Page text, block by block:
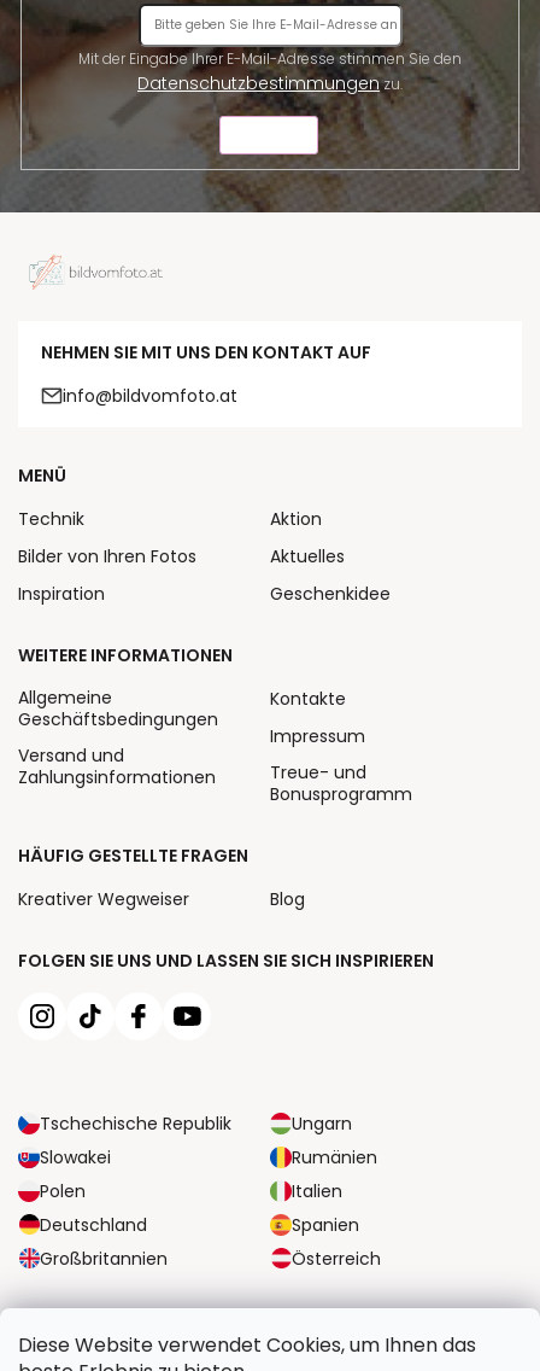
Diese Website verwendet Cookies, um Ihnen das
Datenschutzbestimmungenzu.
NEHMEN SIE MIT UNS DEN KONTAKT AUF
info@bildvomfoto.at
FOLGEN SIE UNS UND LASSEN SIE SICH INSPIRIEREN
Tschechische Republik
Ungarn
Slowakei
Rumänien
Polen
Italien
Deutschland
Spanien
Großbritannien
Österreich
MENÜ
Technik
Bilder von Ihren Fotos
Inspiration
Aktion
Aktuelles
Geschenkidee
WEITERE INFORMATIONEN
Allgemeine
Geschäftsbedingungen
Versand und
Zahlungsinformationen
Kontakte
Impressum
Treue- und
Bonusprogramm
HÄUFIG GESTELLTE FRAGEN
Kreativer Wegweiser
Blog